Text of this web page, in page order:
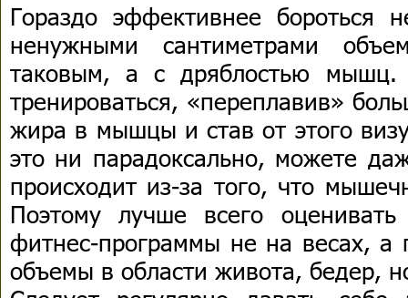
Гораздо эффективнее
ненужными сантиметрами
таковым, а с дряблостью мышц.
тренироваться, «переплавив»
жира в мышцы и став от этого
это ни парадоксально, можете
происходит из-за того, что
Поэтому лучше всего оценивать
фитнес-программы не на весах, а
объемы в области живота, бедер,